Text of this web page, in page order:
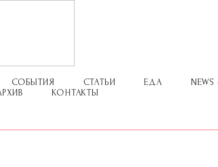
СОБЫТИЯ СТАТЬИ ЕДА
NEWS
КОНТАКТЫ